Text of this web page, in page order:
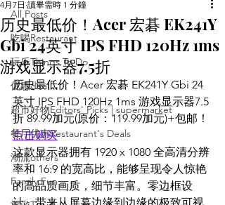
All Posts
吃喝Restaurant
玩乐Things To Do
优惠deal
超市好物Editors' Picks | supermarket
餐厅优惠Restaurant's Deals
潮流others
Family Fun
历史最低价！Acer 宏碁 EK241Y
Gbi 24英寸 IPS FHD 120Hz 1ms
游戏显示器7.5折
4月7日 讀畢需時 1 分鐘
历史最低价！Acer 宏碁 EK241Y Gbi 24
英寸 IPS FHD 120Hz 1ms 游戏显示器7.5
折 89.99加元(原价：119.99加元)+包邮！
点击购买
这款显示器拥有 1920 x 1080 全高清分辨
率和 16:9 的宽高比，能够呈现令人惊艳
的高品质画质，细节丰富。零边框设